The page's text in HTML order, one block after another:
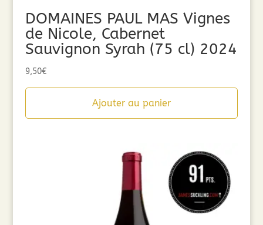
DOMAINES PAUL MAS Vignes
de Nicole, Cabernet
Sauvignon Syrah (75 cl) 2024
9,50€
Ajouter au panier